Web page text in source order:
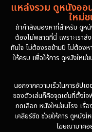
แหล่งรวม ดูหนังออ
ใหม่ช
ถ้ากำลังมองหาที่สำหรับ ดูห
ต้องไม่พลาดที่นี่ เพราะเราส่
ทันใจ ไม่ต้องรอข้ามปี ไม่ต้อง
ให้ครบ เพื่อให้การ ดูหนังใหม่
นอกจากความเร็วในการอัปเ
ของตัวเล่นก็คือจุดเด่นที่ตั้งใ
กดเลือก หนังใหม่ชนโรง เรื่
เคลียร์ชัด ช่วยให้การ ดูหนัง
โฆษณามาคอ